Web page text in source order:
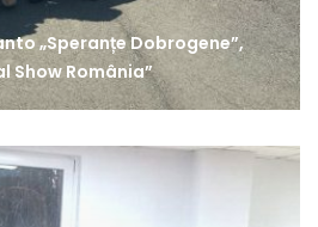
„Speranțe Dobrogene”,
Show România”